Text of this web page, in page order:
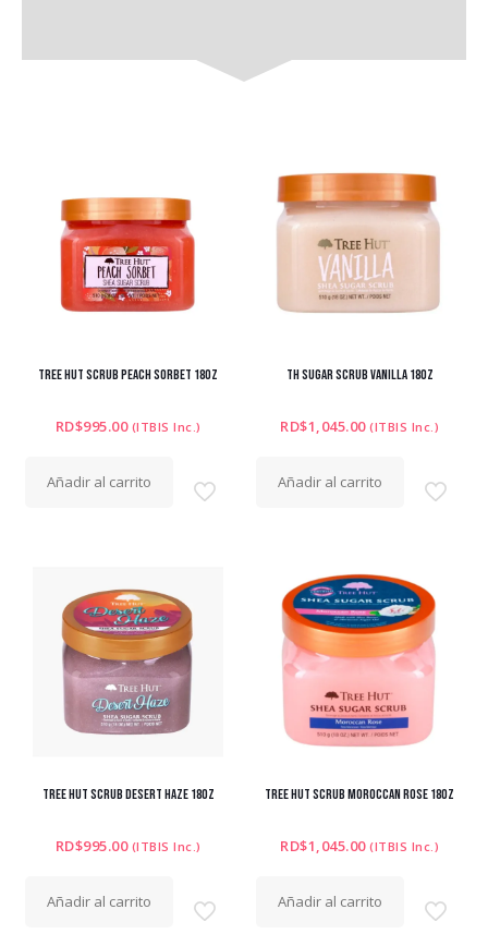
TREE HUT SCRUB PEACH SORBET 18OZ
RD$995.00 (ITBIS Inc.)
Añadir al carrito
TH SUGAR SCRUB VANILLA 18OZ
RD$1,045.00 (ITBIS Inc.)
Añadir al carrito
TREE HUT SCRUB DESERT HAZE 18OZ
RD$995.00 (ITBIS Inc.)
Añadir al carrito
TREE HUT SCRUB MOROCCAN ROSE 18OZ
RD$1,045.00 (ITBIS Inc.)
Añadir al carrito